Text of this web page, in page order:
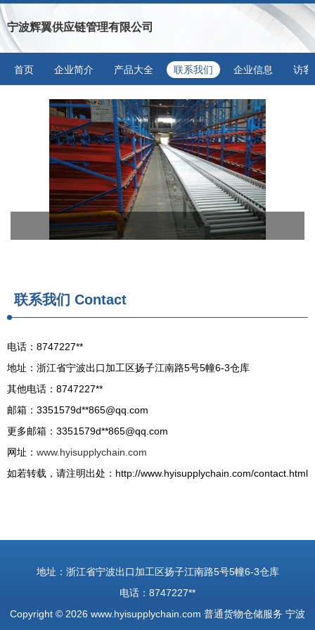
宁波辉翼供应链管理有限公司
首页 企业简介 产品大全 联系我们 企业信息 访客
联系我们 Contact
电话：8747227**
地址：浙江省宁波出口加工区扬子江南路5号5幢6-3仓库
其他电话：8747227**
邮箱：3351579d**865@qq.com
更多邮箱：3351579d**865@qq.com
网址： www.hyisupplychain.com
如若转载，请注明出处：http://www.hyisupplychain.com/contact.html
地址：浙江省宁波出口加工区扬子江南路5号5幢6-3仓库
电话：8747227**
Copyright © 2026 www.hyisupplychain.com 普通货物仓储服务 宁波